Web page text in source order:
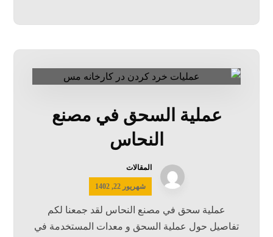
عملية السحق في مصنع
النحاس
المقالات
شهریور 22, 1402
عملية سحق في مصنع النحاس لقد جمعنا لكم
تفاصيل حول عملية السحق و معدات المستخدمة في